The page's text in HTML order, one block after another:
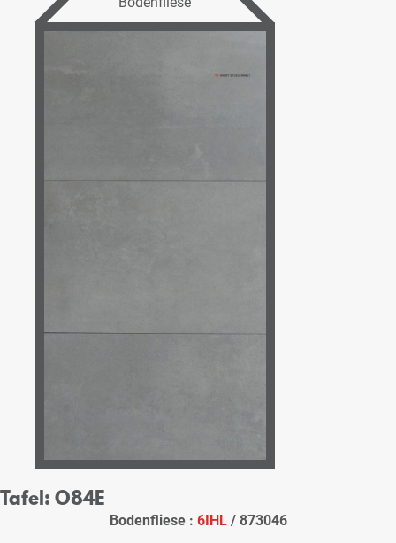
Tafel: O84E
Bodenfliese : 6IHL/ 873046